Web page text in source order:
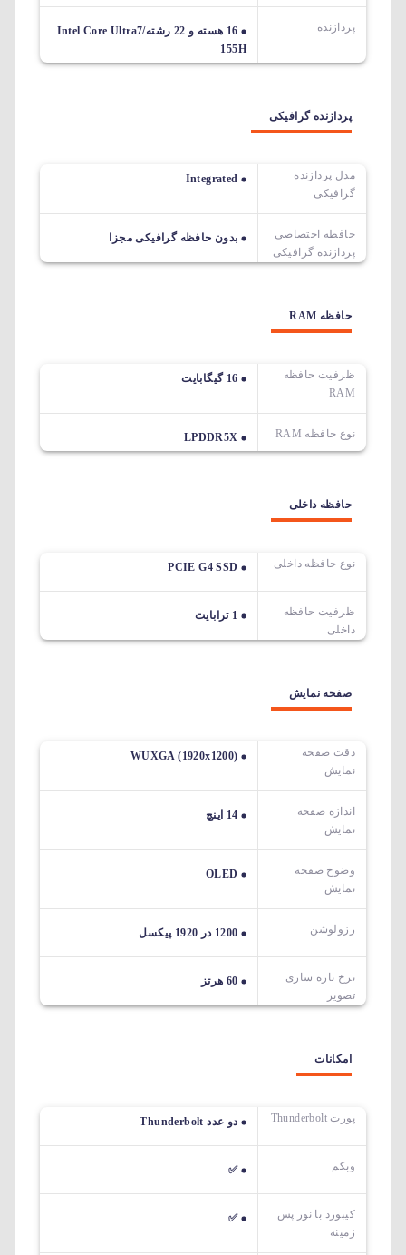
پردازنده
16 هسته و 22 رشته/Intel Core Ultra7
155H
پردازنده گرافیکی
مدل پردازنده
گرافیکی
Integrated
حافظه اختصاصی
پردازنده گرافیکی
بدون حافظه گرافیکی مجزا
حافظه RAM
ظرفیت حافظه
RAM
16 گیگابایت
نوع حافظه RAM LPDDR5X
حافظه داخلی
نوع حافظه داخلی PCIE G4 SSD
ظرفیت حافظه
داخلی
1 ترابایت
صفحه نمایش
دقت صفحه
نمایش
WUXGA (1920x1200)
اندازه صفحه
نمایش
14 اینچ
وضوح صفحه
نمایش
OLED
رزولوشن 1200 در 1920 پیکسل
نرخ تازه سازی
تصویر
60 هرتز
امکانات
پورت Thunderbolt دو عدد Thunderbolt
وبکم ✅
کیبورد با نور پس
زمینه
✅